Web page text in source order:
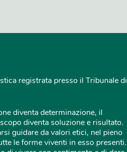
registrata presso il Tribunale di
diventa determinazione, il
diventa soluzione e risultato.
guidare da valori etici, nel pieno
le forme viventi in esso presenti.